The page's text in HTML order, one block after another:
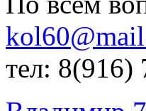
тел: 8(916)